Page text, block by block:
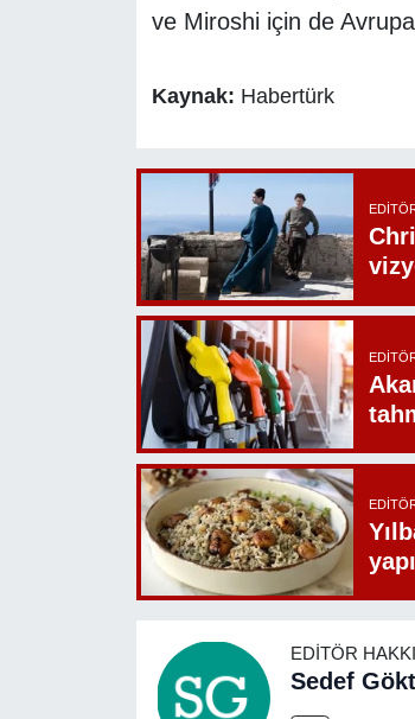
ve Miroshi için de
Kaynak: Habertürk
EDITÖR
Sedef